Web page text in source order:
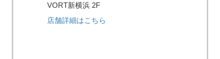
VORT新横浜 2F
店舗詳細はこちら